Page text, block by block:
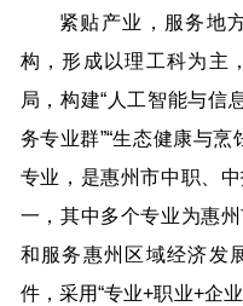
紧贴产业，服务地
构，形成以理工科为主
局，构建“人工智能与信
务专业群”“生态健康与
专业，是惠州市中职、
一，其中多个专业为惠
和服务惠州区域经济发
件，采用“专业+职业+企